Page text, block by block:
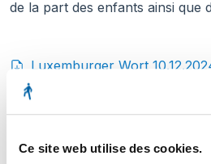
Ce site web utilise des cookies.
de la part des enfants ainsi que
Luxemburger Wort